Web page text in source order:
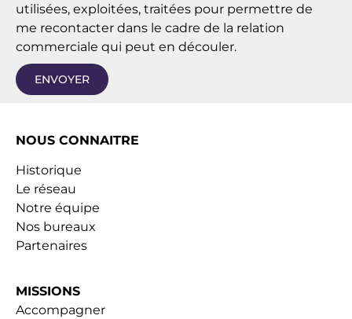
utilisées, exploitées, traitées pour permettre de
me recontacter dans le cadre de la relation
commerciale qui peut en découler.
ENVOYER
NOUS CONNAITRE
Historique
Le réseau
Notre équipe
Nos bureaux
Partenaires
MISSIONS
Accompagner